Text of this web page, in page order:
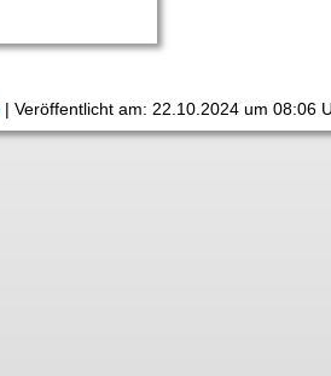
| Veröffentlicht am: 22.10.2024 um 08:06